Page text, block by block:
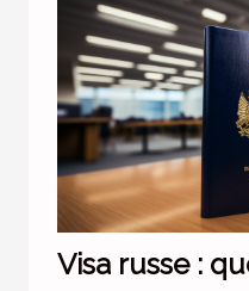
Visa russe :